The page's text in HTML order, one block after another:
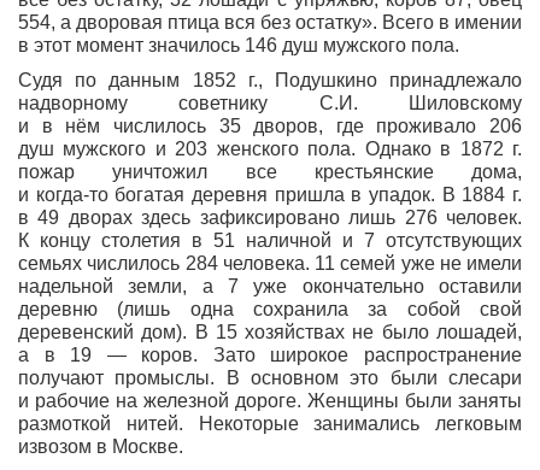
554, а дворовая птица вся без остатку». Всего в имении
в этот момент значилось 146 душ мужского пола.
Судя по данным 1852 г., Подушкино принадлежало
надворному советнику С.И. Шиловскому
и в нём числилось 35 дворов, где проживало 206
душ мужского и 203 женского пола. Однако в 1872 г.
пожар уничтожил все крестьянские дома,
и когда-тобогатая деревня пришла в упадок. В 1884 г.
в 49 дворах здесь зафиксировано лишь 276 человек.
К концу столетия в 51 наличной и 7 отсутствующих
семьях числилось 284 человека. 11 семей уже не имели
надельной земли, а 7 уже окончательно оставили
деревню (лишь одна сохранила за собой свой
деревенский дом). В 15 хозяйствах не было лошадей,
а в 19 — коров. Зато широкое распространение
получают промыслы. В основном это были слесари
и рабочие на железной дороге. Женщины были заняты
размоткой нитей. Некоторые занимались легковым
извозом в Москве.